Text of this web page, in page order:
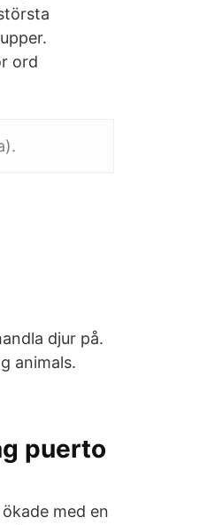
ord
djur på.
animals.
puerto
med en